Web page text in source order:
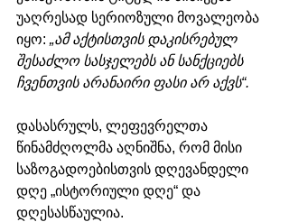
უაღრესად სერიოზული მოვალეობა
იყო: „ამ აქტისთვის დაკისრებულ
შესაძლო სასჯელებს ან სანქციებს
ჩვენთვის არანაირი ფასი არ აქვს“.
დასასრულს, ლეფევრელთა
წინამძღოლმა აღნიშნა, რომ მისი
საზოგადოებისთვის დღევანდელი
დღე „ისტორიული დღე“ და
დღესასწაულია.